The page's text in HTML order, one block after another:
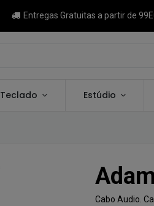
Entregas Gratuitas a partir de
Teclado Estúdio
Cabo Audio.